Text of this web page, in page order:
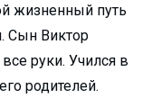
жизненный путь
Сын Виктор
руки. Учился в
родителей.